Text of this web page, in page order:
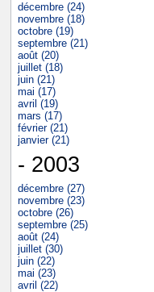
décembre (24)
novembre (18)
octobre (19)
septembre (21)
août (20)
juillet (18)
juin (21)
mai (17)
avril (19)
mars (17)
février (21)
janvier (21)
- 2003
décembre (27)
novembre (23)
octobre (26)
septembre (25)
août (24)
juillet (30)
juin (22)
mai (23)
avril (22)